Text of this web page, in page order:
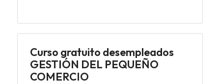
Curso gratuito desempleados
GESTIÓN DEL PEQUEÑO
COMERCIO